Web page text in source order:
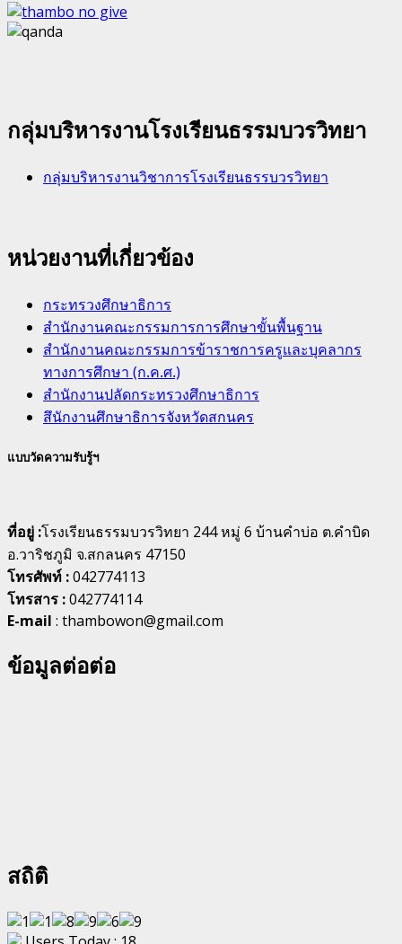
กลุ่มบริหารงานโรงเรียนธรรมบวรวิทยา
กลุ่มบริหารงานวิชาการโรงเรียนธรรบวรวิทยา
หน่วยงานที่เกี่ยวข้อง
กระทรวงศึกษาธิการ
สำนักงานคณะกรรมการการศึกษาขั้นพื้นฐาน
สำนักงานคณะกรรมการข้าราชการครูและบุคลากร
ทางการศึกษา (ก.ค.ศ.)
สำนักงานปลัดกระทรวงศึกษาธิการ
สึนักงานศึกษาธิการจังหวัดสกนคร
แบบวัดความรับรู้ฯ
ที่อยู่ :โรงเรียนธรรมบวรวิทยา 244 หมู่ 6 บ้านคำบ่อ ต.คำบิด
อ.วาริชภูมิ จ.สกลนคร 47150
โทรศัพท์ :042774113
โทรสาร :042774114
E-mail : thambowon@gmail.com
ข้อมูลต่อต่อ
สถิติ